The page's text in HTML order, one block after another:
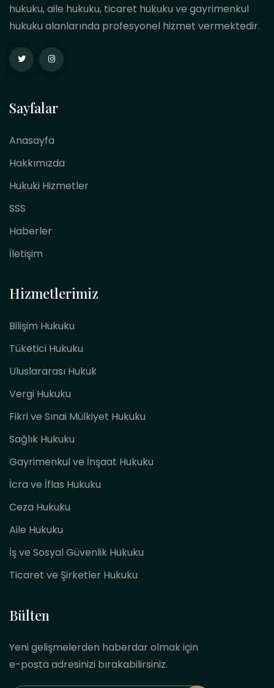
hukuku, aile hukuku, ticaret hukuku ve gayrimenkul
hukuku alanlarında profesyonel hizmet vermektedir.
Sayfalar
Anasayfa
Hakkımızda
Hukuki Hizmetler
SSS
Haberler
İletişim
Hizmetlerimiz
Bilişim Hukuku
Tüketici Hukuku
Uluslararası Hukuk
Vergi Hukuku
Fikri ve Sınai Mülkiyet Hukuku
Sağlık Hukuku
Gayrimenkul ve İnşaat Hukuku
İcra ve İflas Hukuku
Ceza Hukuku
Aile Hukuku
İş ve Sosyal Güvenlik Hukuku
Ticaret ve Şirketler Hukuku
Bülten
Yeni gelişmelerden haberdar olmak için
e-posta adresinizi bırakabilirsiniz.